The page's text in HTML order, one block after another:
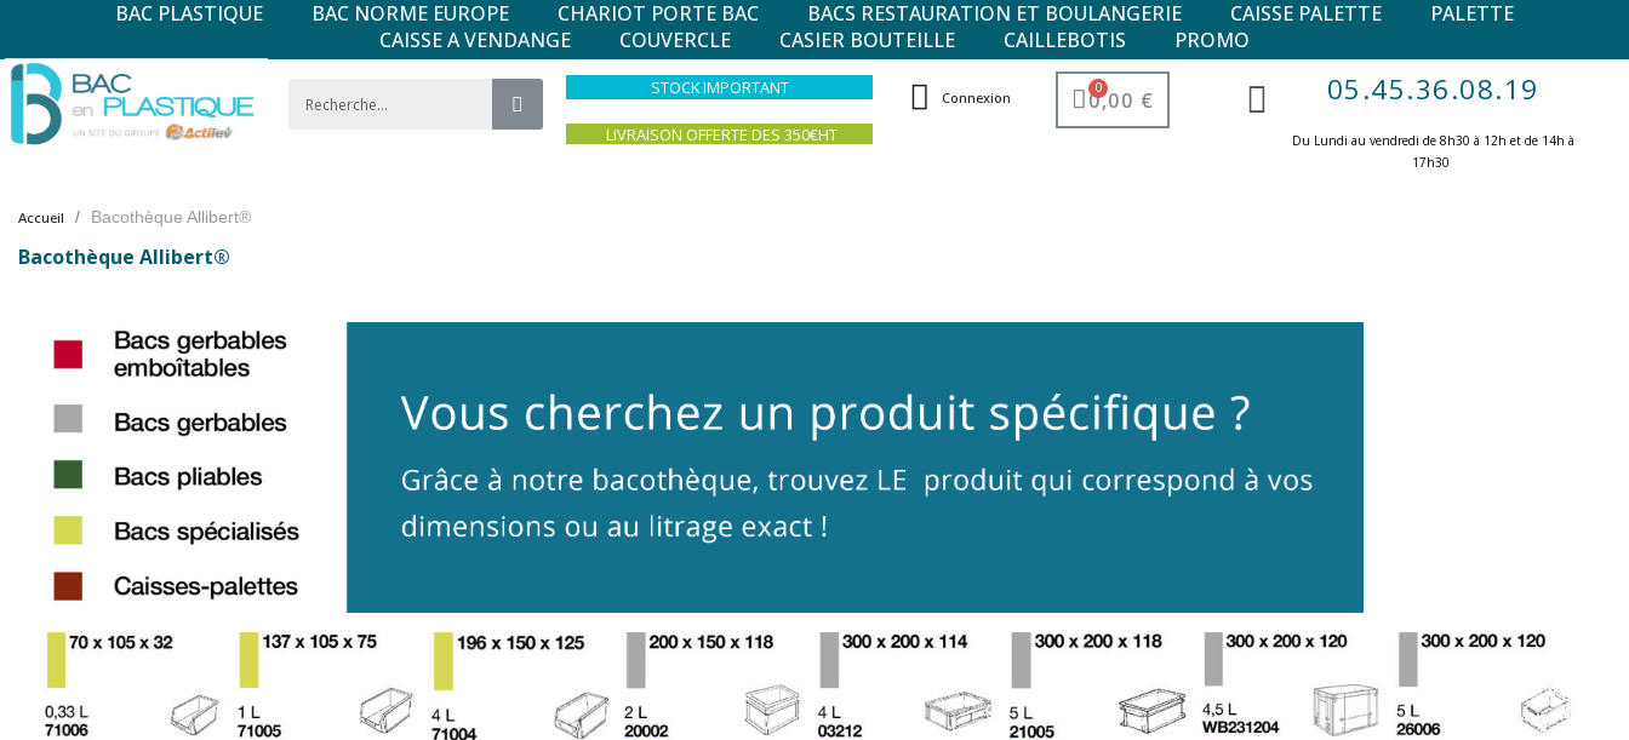
BAC PLASTIQUE BAC NORME EUROPE CHARIOT PORTE BAC BACS RESTAURATION ET BOULANGERIE CAISSE PALETTE
PALETTE
CAISSE A VENDANGE
COUVERCLE CASIER BOUTEILLE CAILLEBOTIS PROMO
STOCK IMPORTANT
LIVRAISON OFFERTE DES 350€HT
Connexion 0,00 € 05.45.36.08.19
Du Lundi au vendredi de 8h30 à 12h et de 14h à
17h30 ​
Accueil Bacothèque Allibert®
Bacothèque Allibert®